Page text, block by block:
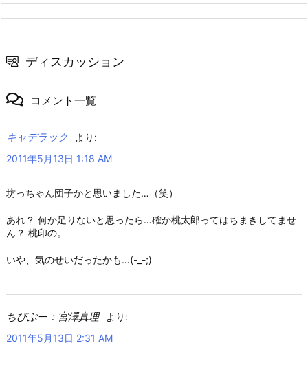
ディスカッション
コメント一覧
キャデラック
より:
2011年5月13日 1:18 AM
坊っちゃん団子かと思いました…（笑）
あれ？ 何か足りないと思ったら…確か桃太郎ってはちまきしてませ
ん？ 桃印の。
いや、気のせいだったかも…(-_-;)
ちびぶー：宮澤真理
より:
2011年5月13日 2:31 AM